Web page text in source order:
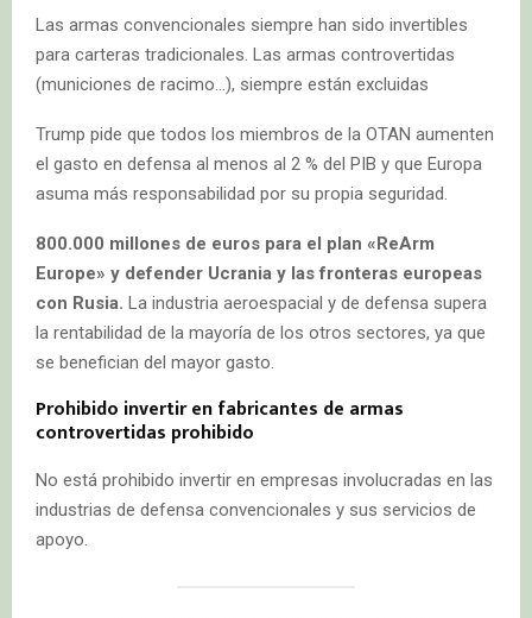
Las armas convencionales siempre han sido invertibles
para carteras tradicionales. Las armas controvertidas
(municiones de racimo…), siempre están excluidas
Trump pide que todos los miembros de la OTAN aumenten
el gasto en defensa al menos al 2 % del PIB y que Europa
asuma más responsabilidad por su propia seguridad.
800.000 millones de euros para el plan «ReArm
Europe» y defender Ucrania y las fronteras europeas
con Rusia. La industria aeroespacial y de defensa supera
la rentabilidad de la mayoría de los otros sectores, ya que
se benefician del mayor gasto.
Prohibido invertir en fabricantes de armas
controvertidas prohibido
No está prohibido invertir en empresas involucradas en las
industrias de defensa convencionales y sus servicios de
apoyo.